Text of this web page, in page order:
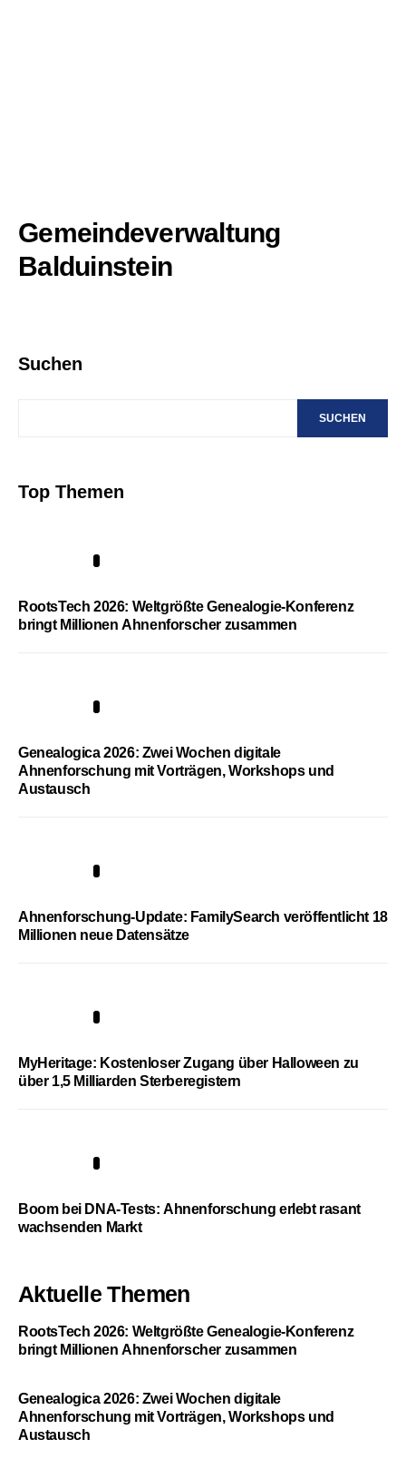
Gemeindeverwaltung
Balduinstein
Suchen
SUCHEN
Top Themen
RootsTech 2026: Weltgrößte Genealogie-Konferenz
bringt Millionen Ahnenforscher zusammen
Genealogica 2026: Zwei Wochen digitale
Ahnenforschung mit Vorträgen, Workshops und
Austausch
Ahnenforschung-Update: FamilySearch veröffentlicht 18
Millionen neue Datensätze
MyHeritage: Kostenloser Zugang über Halloween zu
über 1,5 Milliarden Sterberegistern
Boom bei DNA-Tests: Ahnenforschung erlebt rasant
wachsenden Markt
Aktuelle Themen
RootsTech 2026: Weltgrößte Genealogie-Konferenz
bringt Millionen Ahnenforscher zusammen
Genealogica 2026: Zwei Wochen digitale
Ahnenforschung mit Vorträgen, Workshops und
Austausch